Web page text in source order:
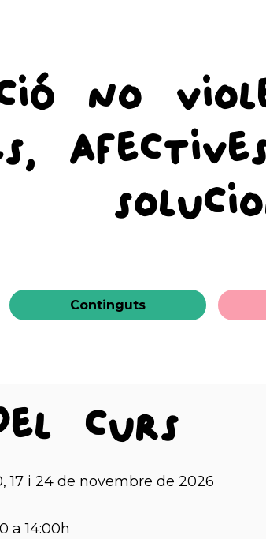
no
Continguts
curs
17 i 24 de novembre de 2026
a 14:00h